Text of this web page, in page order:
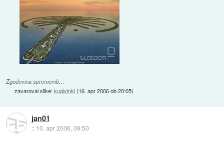
Zgodovina sprememb…
zavaroval slike:kuglvinkl(16. apr 2006 ob 20:05)
jan01
:: 10. apr 2006, 09:50